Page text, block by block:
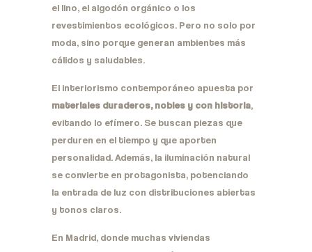
el lino, el algodón orgánico o los
revestimientos ecológicos. Pero no solo por
moda, sino porque generan ambientes más
cálidos y saludables.
El interiorismo contemporáneo apuesta por
materiales duraderos, nobles y con historia,
evitando lo efímero. Se buscan piezas que
perduren en el tiempo y que aporten
personalidad. Además, la iluminación natural
se convierte en protagonista, potenciando
la entrada de luz con distribuciones abiertas
y tonos claros.
En Madrid, donde muchas viviendas